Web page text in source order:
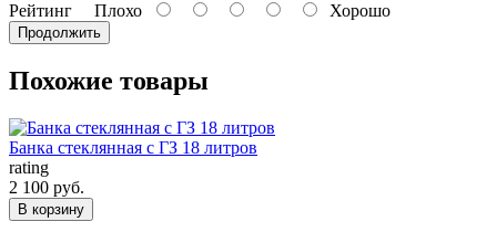
Рейтинг Плохо Хорошо
Продолжить
Похожие товары
Банка стеклянная с ГЗ 18 литров
rating
2 100 руб.
В корзину